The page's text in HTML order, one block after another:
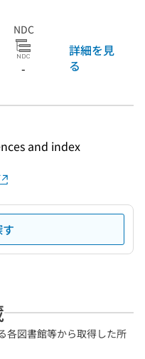
NDC
-
詳細を見
る
and index
各図書館等から取得した所